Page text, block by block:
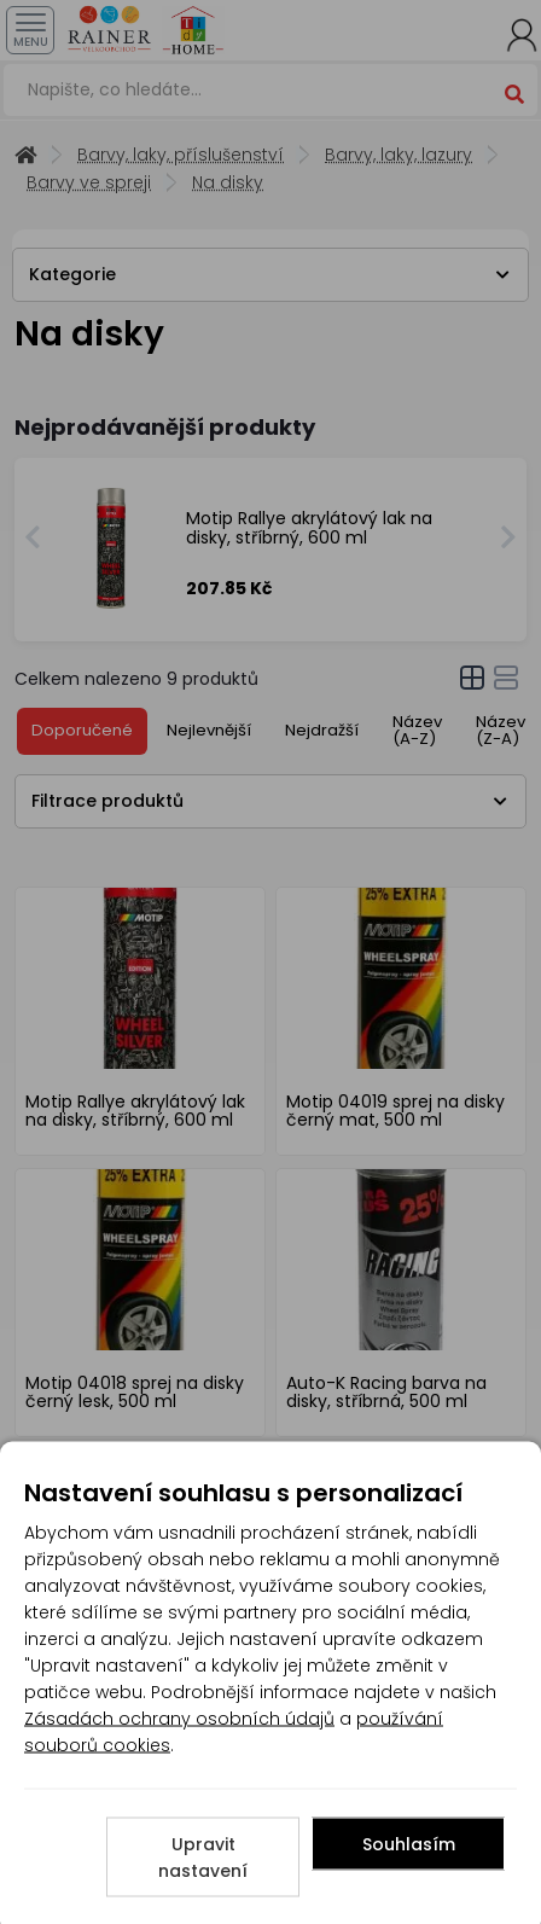
MENU
Barvy, laky, příslušenství
Barvy, laky, lazury
Barvy ve spreji
Na disky
Kategorie
Na disky
Nejprodávanější produkty
Motip Rallye akrylátový lak na
disky, stříbrný, 600 ml
207.85 Kč
Celkem nalezeno 9 produktů
Doporučené Nejlevnější Nejdražší Název
(A-Z)
Název
(Z-A)
Filtrace produktů
Motip Rallye akrylátový lak
na disky, stříbrný, 600 ml
Motip 04019 sprej na disky
černý mat, 500 ml
Motip 04018 sprej na disky
černý lesk, 500 ml
Auto-K Racing barva na
disky, stříbrná, 500 ml
Motip 04007 sprej na disky
stříbrný, 500 ml
Max Color barva na disky
kol, stříbrný, 400 ml
Nastavení souhlasu s personalizací
Abychom vám usnadnili procházení stránek, nabídli
přizpůsobený obsah nebo reklamu a mohli anonymně
analyzovat návštěvnost, využíváme soubory cookies,
které sdílíme se svými partnery pro sociální média,
inzerci a analýzu. Jejich nastavení upravíte odkazem
"Upravit nastavení" a kdykoliv jej můžete změnit v
patičce webu. Podrobnější informace najdete v našich
Zásadách ochrany osobních údajů a používání
souborů cookies.
Upravit
nastavení
Souhlasím